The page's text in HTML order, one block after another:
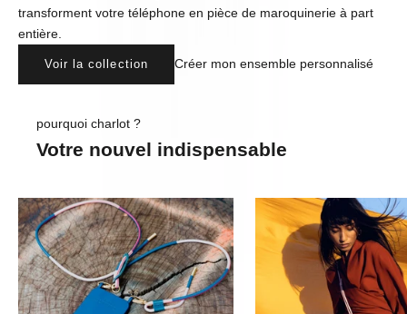
transforment votre téléphone en pièce de maroquinerie à part
entière.
Voir la collection Créer mon ensemble personnalisé
pourquoi charlot ?
Votre nouvel indispensable